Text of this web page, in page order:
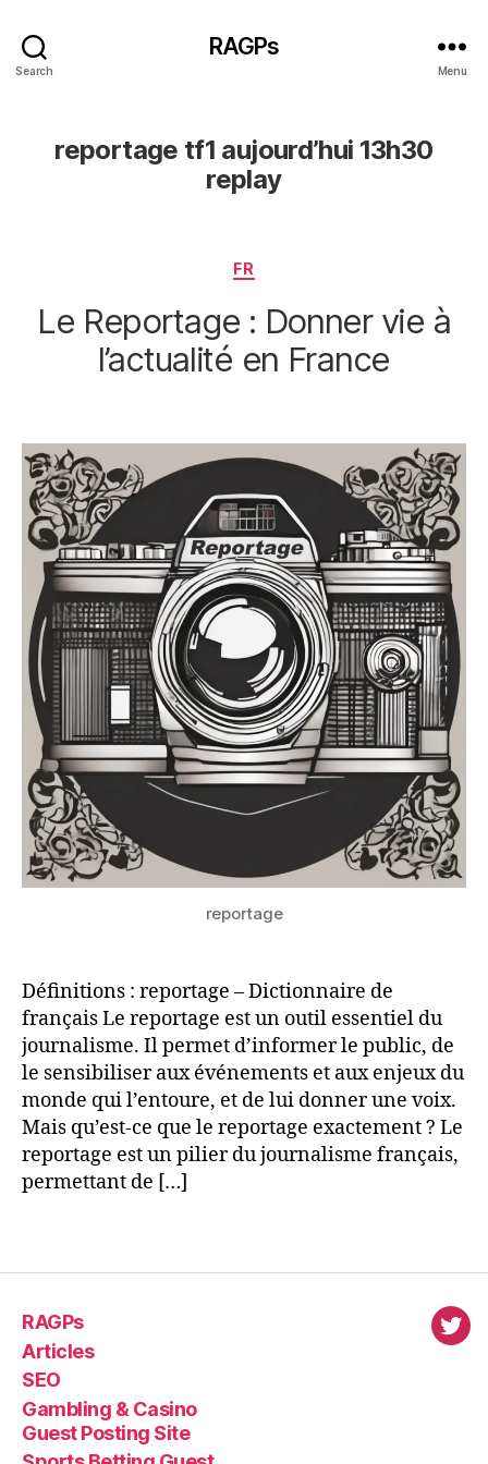
Search
RAGPs
Menu
reportage tf1 aujourd’hui 13h30
replay
Categories
FR
Le Reportage : Donner vie à
l’actualité en France
reportage
Définitions : reportage – Dictionnaire de
français Le reportage est un outil essentiel du
journalisme. Il permet d’informer le public, de
le sensibiliser aux événements et aux enjeux du
monde qui l’entoure, et de lui donner une voix.
Mais qu’est-ce que le reportage exactement ? Le
reportage est un pilier du journalisme français,
permettant de […]
RAGPs
Articles
SEO
Gambling & Casino
Guest Posting Site